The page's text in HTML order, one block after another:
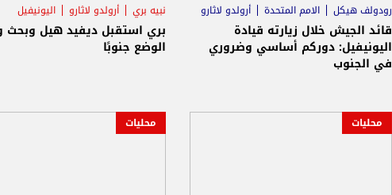
رودولف هيكل الامم المتحدة أرولدو لاثارو
قائد الجيش خلال زيارته قيادة
اليونيفيل: دوركم أساسي وضروري
في الجنوب
نبيه بري أرولدو لاثارو اليونيفيل
بري استقبل ديفيد هيل وبحث
الوضع جنوبًا
محليات محليات